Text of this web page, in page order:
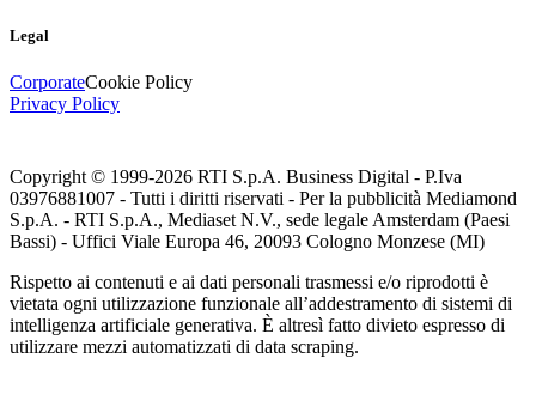
Legal
CorporateCookie Policy
Privacy Policy
Copyright © 1999-2026 RTI S.p.A. Business Digital - P.Iva
03976881007 - Tutti i diritti riservati - Per la pubblicità Mediamond
S.p.A. - RTI S.p.A., Mediaset N.V., sede legale Amsterdam (Paesi
Bassi) - Uffici Viale Europa 46, 20093 Cologno Monzese (MI)
Rispetto ai contenuti e ai dati personali trasmessi e/o riprodotti è
vietata ogni utilizzazione funzionale all’addestramento di sistemi di
intelligenza artificiale generativa. È altresì fatto divieto espresso di
utilizzare mezzi automatizzati di data scraping.